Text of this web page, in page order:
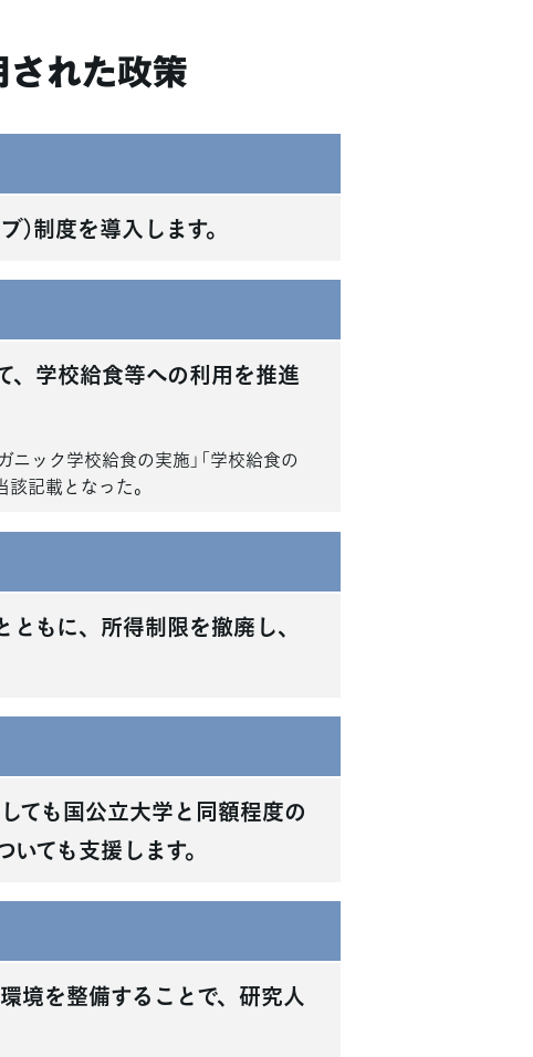
れた政策
制度を導入します。
、学校給食等への利用を推進
ック学校給食の実施」「学校給食の
記載となった。
もに、所得制限を撤廃し、
ても国公立大学と同額程度の
ても支援します。
境を整備することで、研究人